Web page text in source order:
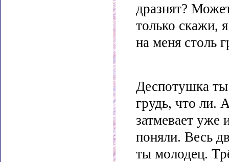
дразнят?
только скажи,
на меня столь
Деспотушка
грудь, что ли.
затмевает
поняли. Весь
ты молодец.